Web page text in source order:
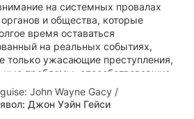
на системных провалах
и общества, которые
время оставаться
на реальных событиях,
только ужасающие преступления,
проблемы, способствовавшие
сериал «Замаскированный
все серии подряд в
с русской озвучкой, бесплатно
John Wayne Gacy /
Джон Уэйн Гейси